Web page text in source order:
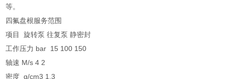
等。
四氟盘根服务范围
项目 旋转泵 往复泵 静密封
工作压力 bar 15 100 150
轴速 M/s 4 2
密度 g/cm3 1.3